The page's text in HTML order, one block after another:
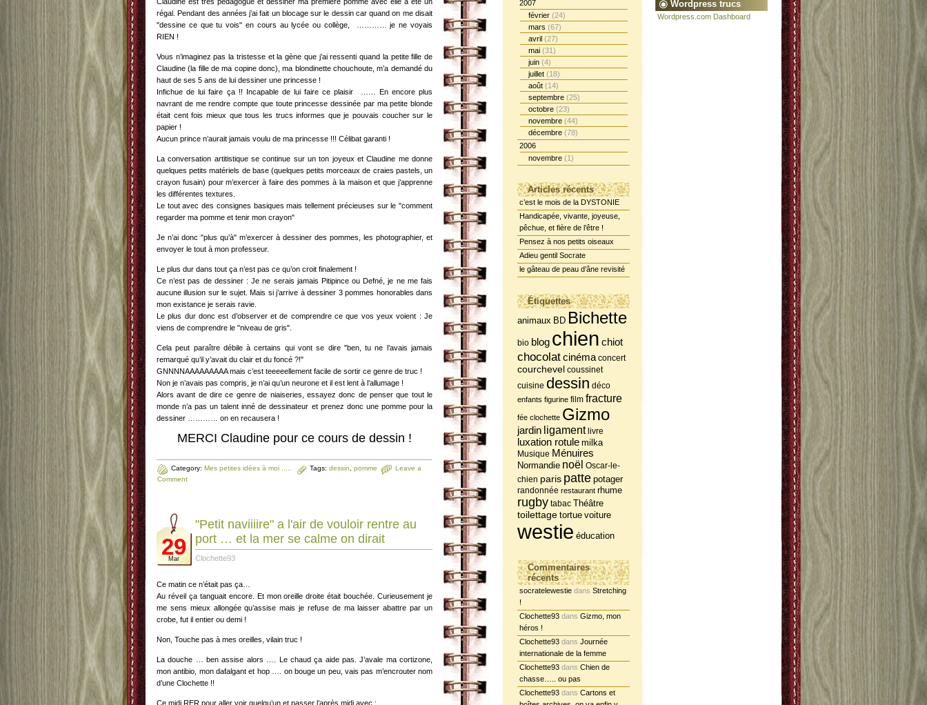
régal. Pendant des années j’ai fait un blocage sur le dessin car quand on me disait
"dessine ce que tu vois" en cours au lycée ou collège, ………… je ne voyais
RIEN !
Vous n’imaginez pas la tristesse et la gène que j’ai ressenti quand la petite fille de
Claudine (la fille de ma copine donc), ma blondinette chouchoute, m’a demandé du
haut de ses 5 ans de lui dessiner une princesse !
Infichue de lui faire ça !! Incapable de lui faire ce plaisir …… En encore plus
navrant de me rendre compte que toute princesse dessinée par ma petite blonde
était cent fois mieux que tous les trucs informes que je pouvais coucher sur le
papier !
Aucun prince n’aurait jamais voulu de ma princesse !!! Célibat garanti !
La conversation artitistique se continue sur un ton joyeux et Claudine me donne
quelques petits matériels de base (quelques petits morceaux de craies pastels, un
crayon fusain) pour m’exercer à faire des pommes à la maison et que j’apprenne
les différentes textures.
Le tout avec des consignes basiques mais tellement précieuses sur le "comment
regarder ma pomme et tenir mon crayon"
Je n’ai donc "plus qu’à" m’exercer à dessiner des pommes, les photographier, et
envoyer le tout à mon professeur.
Le plus dur dans tout ça n’est pas ce qu’on croit finalement !
Ce n’est pas de dessiner : Je ne serais jamais Pitipince ou Defné, je ne me fais
aucune illusion sur le sujet. Mais si j’arrive à dessiner 3 pommes honorables dans
mon existance je serais ravie.
Le plus dur donc est d’observer et de comprendre ce que vos yeux voient : Je
viens de comprendre le "niveau de gris".
Cela peut paraître débile à certains qui vont se dire "ben, tu ne l’avais jamais
remarqué qu’il y’avait du clair et du foncé ?!"
GNNNNAAAAAAAAA mais c’est teeeeellement facile de sortir ce genre de truc !
Non je n’avais pas compris, je n’ai qu’un neurone et il est lent à l’allumage !
Alors avant de dire ce genre de niaiseries, essayez donc de penser que tout le
monde n’a pas un talent inné de dessinateur et prenez donc une pomme pour la
dessiner ………… on en recausera !
MERCI Claudine pour ce cours de dessin !
Category: Mes petites idées à moi ..... Tags: dessin pomme
Leave a
Comment
29
Mar
"Petit naviiiire" a l'air de vouloir rentre au
port … et la mer se calme on dirait
Clochette93
Ce matin ce n’était pas ça…
Au réveil ça tanguait encore. Et mon oreille droite était bouchée. Curieusement je
me sens mieux allongée qu’assise mais je refuse de ma laisser abattre par un
crobe, fut il entier ou demi !
Non, Touche pas à mes oreilles, vilain truc !
La douche … ben assise alors …. Le chaud ça aide pas. J’avale ma cortizone,
mon antibio, mon dafalgant et hop …. on bouge un peu, vais pas m’encrouter nom
d’une Clochette !!
Ce midi RER pour aller voir quelqu’un et passer l’après midi avec :
2007
février (24)
mars (67)
avril (27)
mai (31)
juin (4)
juillet (18)
août (14)
septembre (25)
octobre (23)
novembre (44)
décembre (78)
2006
novembre (1)
Articles récents
c’est le mois de la DYSTONIE
Handicapée, vivante, joyeuse,
pêchue, et fière de l’être !
Pensez à nos petits oiseaux
Adieu gentil Socrate
le gâteau de peau d’âne revisité
Étiquettes
animaux BD Bichette
bio blog chien chiot
chocolatcinéma concert
courchevel coussinet
cuisine dessin déco
enfants figurine film fracture
fée clochette Gizmo
jardin ligament livre
luxation rotule milka
Musique Ménuires
Normandie noël Oscar-le-
chien paris patte potager
randonnée restaurant rhume
rugby tabac Théâtre
toilettage tortue voiture
westie éducation
Commentaires
récents
socratelewestie dans Stretching
!
Clochette93 dans Gizmo, mon
héros !
Clochette93 dans Journée
internationale de la femme
Clochette93 dans Chien de
chasse….. ou pas
Clochette93 dans Cartons et
Wordpress trucs
Wordpress.com Dashboard